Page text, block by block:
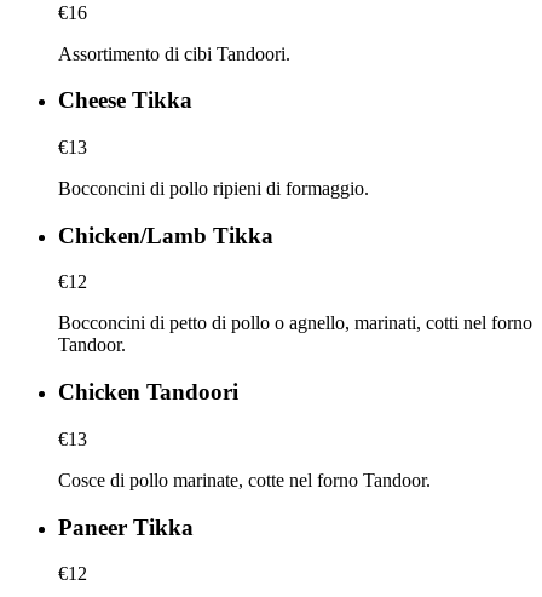
€16
Assortimento di cibi Tandoori.
Cheese Tikka
€13
Bocconcini di pollo ripieni di formaggio.
Chicken/Lamb Tikka
€12
Bocconcini di petto di pollo o agnello, marinati, cotti nel forno
Tandoor.
Chicken Tandoori
€13
Cosce di pollo marinate, cotte nel forno Tandoor.
Paneer Tikka
€12